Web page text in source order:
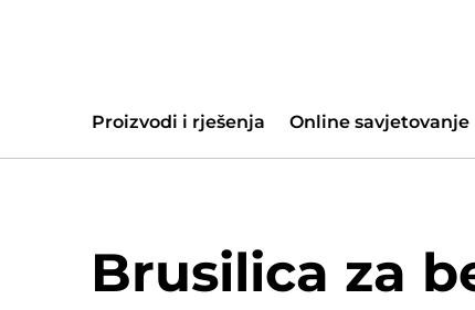
Proizvodi i rješenja Online savjetovanje
Brusilica za